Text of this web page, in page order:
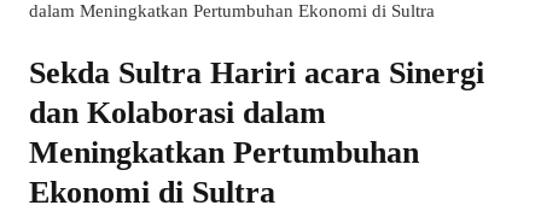
dalam Meningkatkan Pertumbuhan Ekonomi di Sultra
Sekda Sultra Hariri acara Sinergi
dan Kolaborasi dalam
Meningkatkan Pertumbuhan
Ekonomi di Sultra